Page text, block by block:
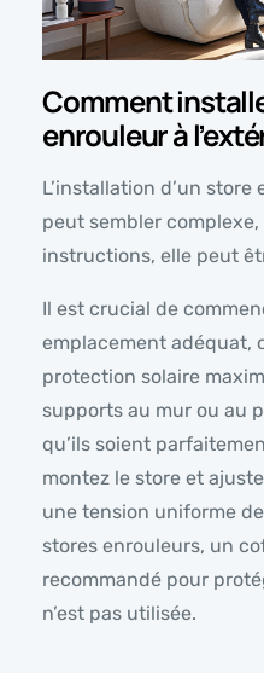
Comment
enrouleur à
L’installation d’un store
peut sembler
instructions, elle peut
Il est crucial de
emplacement adéquat,
protection solaire
supports au mur ou au
qu’ils soient
montez le store et
une tension uniforme
stores enrouleurs, un
recommandé pour
n’est pas utilisée.